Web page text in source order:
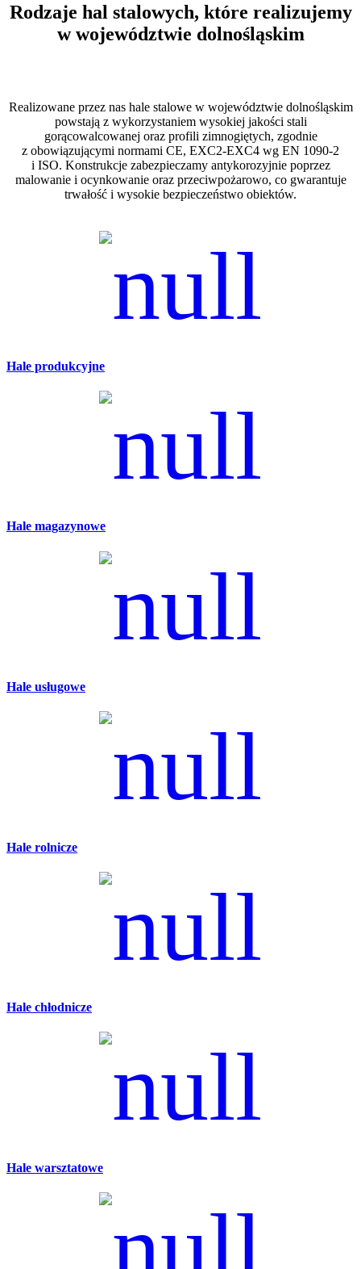
Rodzaje hal stalowych, które realizujemy
w województwie dolnośląskim
Realizowane przez nas hale stalowe w województwie dolnośląskim
powstają z wykorzystaniem wysokiej jakości stali
gorącowalcowanej oraz profili zimnogiętych, zgodnie
z obowiązującymi normami CE, EXC2-EXC4 wg EN 1090-2
i ISO. Konstrukcje zabezpieczamy antykorozyjnie poprzez
malowanie i ocynkowanie oraz przeciwpożarowo, co gwarantuje
trwałość i wysokie bezpieczeństwo obiektów.
Hale produkcyjne
Hale magazynowe
Hale usługowe
Hale rolnicze
Hale chłodnicze
Hale warsztatowe